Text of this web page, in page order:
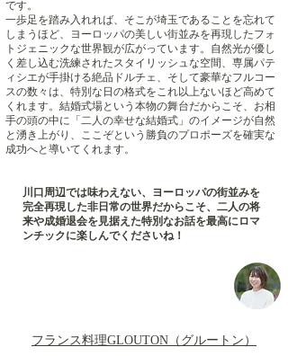
です。
一歩足を踏み入れれば、そこが埼玉であることを忘れて
しまうほど、ヨーロッパの美しい街並みを再現したフォ
トジェニックな世界観が広がっています。自然光が優し
く差し込む洗練されたスタイリッシュな空間、専属パテ
ィシエが手掛ける絶品ドルチェ、そして豪華なフルコー
スの数々は、特別な日の格式をこれ以上ないほど高めて
くれます。結婚式場という本物の舞台だからこそ、お相
手の頭の中に「二人の幸せな結婚式」のイメージが自然
と湧き上がり、ここぞという勝負のプロポーズを確実な
成功へと導いてくれます。
川口周辺では味わえない、ヨーロッパの街並みを
完全再現した非日常の世界だからこそ、二人の将
来や成婚退会を見据えた特別なお話を最高にロマ
ンチックに楽しんでくださいね！
フランス料理GLOUTON（グルートン）